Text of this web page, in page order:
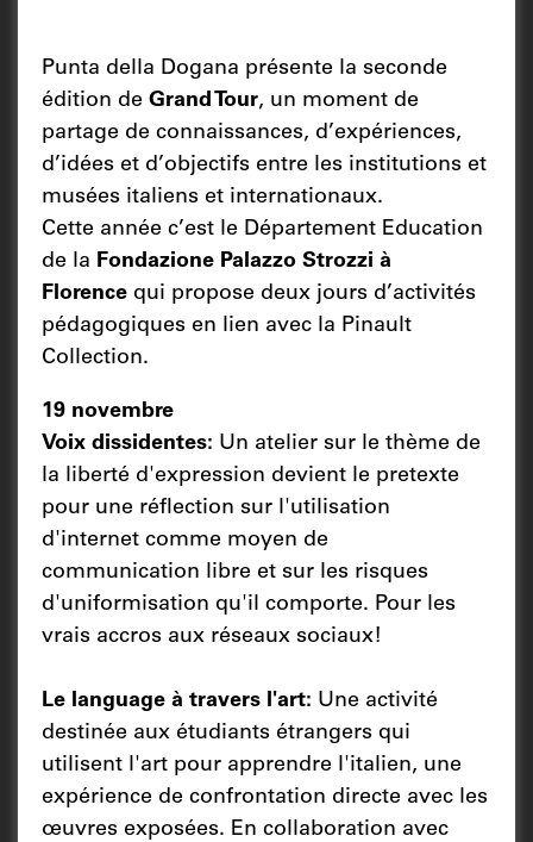
Punta della Dogana présente la seconde
édition de Grand Tour, un moment de
partage de connaissances, d’expériences,
d’idées et d’objectifs entre les institutions et
musées italiens et internationaux.
Cette année c’est le Département Education
de la Fondazione Palazzo Strozzi à
Florence qui propose deux jours d’activités
pédagogiques en lien avec la Pinault
Collection.
19 novembre
Voix dissidentes: Un atelier sur le thème de
la liberté d'expression devient le pretexte
pour une réflection sur l'utilisation
d'internet comme moyen de
communication libre et sur les risques
d'uniformisation qu'il comporte. Pour les
vrais accros aux réseaux sociaux!
Le language à travers l'art: Une activité
destinée aux étudiants étrangers qui
utilisent l'art pour apprendre l'italien, une
expérience de confrontation directe avec les
œuvres exposées. En collaboration avec